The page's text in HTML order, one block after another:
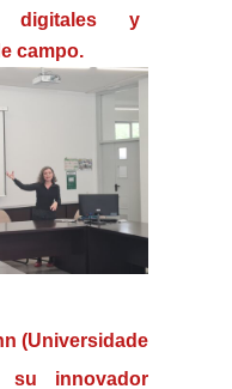
digitales y
campo.
(Universidade
su innovador